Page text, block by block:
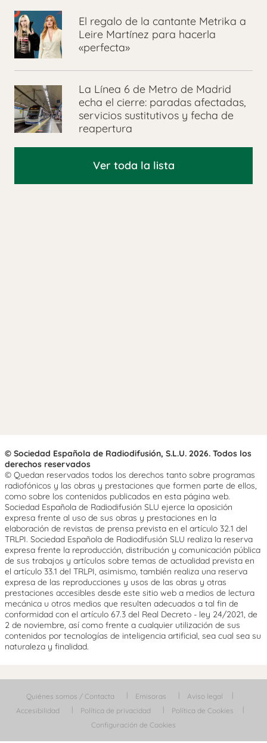
El regalo de la cantante Metrika a
Leire Martínez para hacerla
«perfecta»
La Línea 6 de Metro de Madrid
echa el cierre: paradas afectadas,
servicios sustitutivos y fecha de
reapertura
Ver toda la lista
© Sociedad Española de Radiodifusión, S.L.U. 2026. Todos los
derechos reservados
© Quedan reservados todos los derechos tanto sobre programas
radiofónicos y las obras y prestaciones que formen parte de ellos,
como sobre los contenidos publicados en esta página web.
Sociedad Española de Radiodifusión SLU ejerce la oposición
expresa frente al uso de sus obras y prestaciones en la
elaboración de revistas de prensa prevista en el artículo 32.1 del
TRLPI. Sociedad Española de Radiodifusión SLU realiza la reserva
expresa frente la reproducción, distribución y comunicación pública
de sus trabajos y artículos sobre temas de actualidad prevista en
el artículo 33.1 del TRLPI, asimismo, también realiza una reserva
expresa de las reproducciones y usos de las obras y otras
prestaciones accesibles desde este sitio web a medios de lectura
mecánica u otros medios que resulten adecuados a tal fin de
conformidad con el artículo 67.3 del Real Decreto - ley 24/2021, de
2 de noviembre, así como frente a cualquier utilización de sus
contenidos por tecnologías de inteligencia artificial, sea cual sea su
naturaleza y finalidad.
Quiénes somos / Contacta Emisoras
Aviso legal
Accesibilidad
Política de privacidad
Política de Cookies
Configuración de Cookies